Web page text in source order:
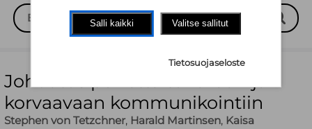
Johdatus puhetta tukevaan ja
korvaavaan kommunikointiin
Stephen von Tetzchner, Harald Martinsen, Kaisa
Salli kaikki Valitse sallitut
Tietosuojaseloste